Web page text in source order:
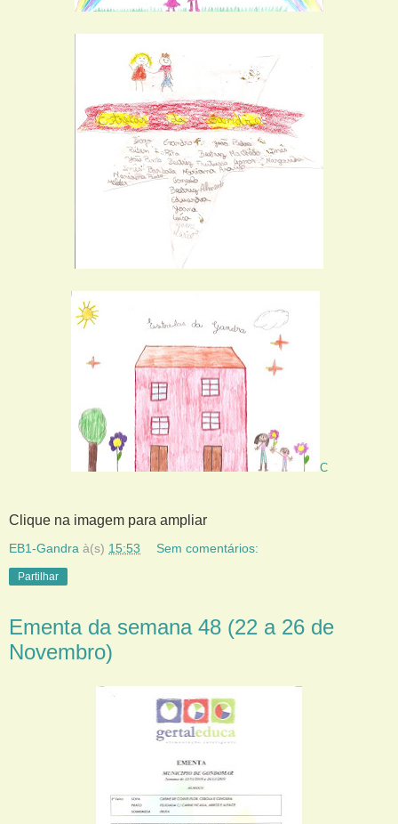
C
Clique na imagem para ampliar
EB1-Gandra à(s) 15:53 Sem comentários:
Partilhar
Ementa da semana 48 (22 a 26 de
Novembro)